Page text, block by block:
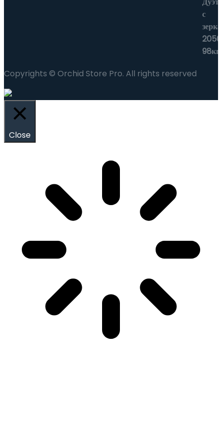
Copyrights © Orchid Store Pro. All rights reserved
Close